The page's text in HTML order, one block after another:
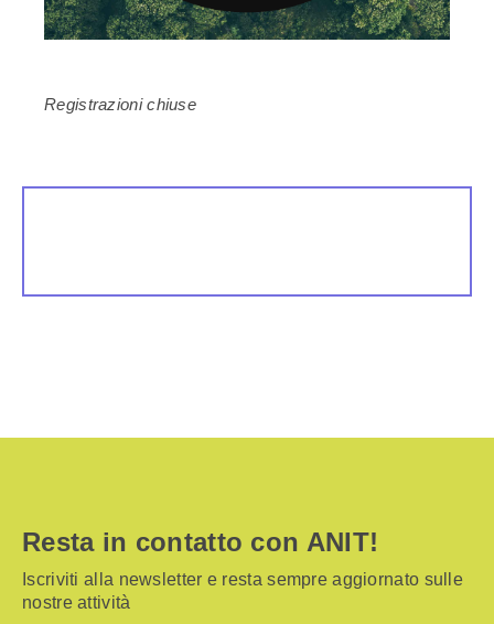
Registrazioni chiuse
Resta in contatto con ANIT!
Iscriviti alla newsletter e resta sempre aggiornato sulle
nostre attività